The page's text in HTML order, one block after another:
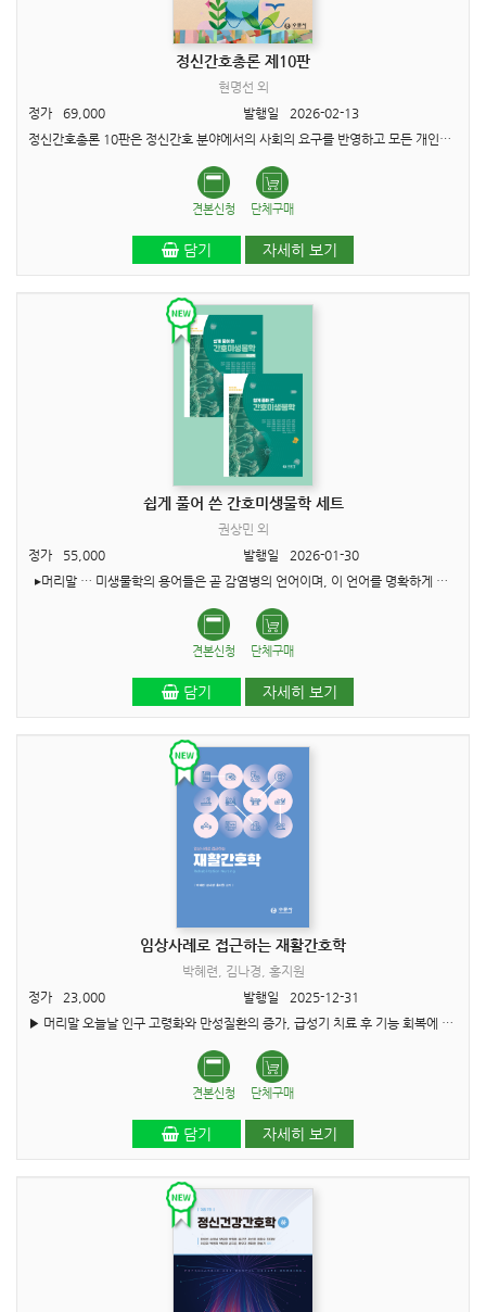
정신간호총론 제10판
현명선 외
정가
69,000 발행일
2026-02-13
정신간호총론 10판은 정신간호 분야에서의 사회의 요구를 반영하고 모든 개인의 행복하고 건강한 삶을 지향하는 미래 사회에 대비할 수 있도록 내용을 개편하는 것이었습니다. 이에 따라 정신간호학 교과목에..
견본신청 단체구매
담기 자세히 보기
쉽게 풀어 쓴 간호미생물학 세트
권상민 외
정가
55,000 발행일
2026-01-30
▸머리말 … 미생물학의 용어들은 곧 감염병의 언어이며, 이 언어를 명확하게 이해하는 것이 임상 현장에서 환자의 안전과 건강을 지키는 간호의 핵심, 즉 감염관리의 명확한 판단력의 ..
견본신청 단체구매
담기 자세히 보기
임상사례로 접근하는 재활간호학
박혜련, 김나경, 홍지원
정가
23,000 발행일
2025-12-31
▶ 머리말 오늘날 인구 고령화와 만성질환의 증가, 급성기 치료 후 기능 회복에 대한 수요 확대로 재활간호의 중요성이 나날이 커지고 있으며, 재활 영역 내 간호사의 역할 또한 확대되고 있습니다. 질병이..
견본신청 단체구매
담기 자세히 보기